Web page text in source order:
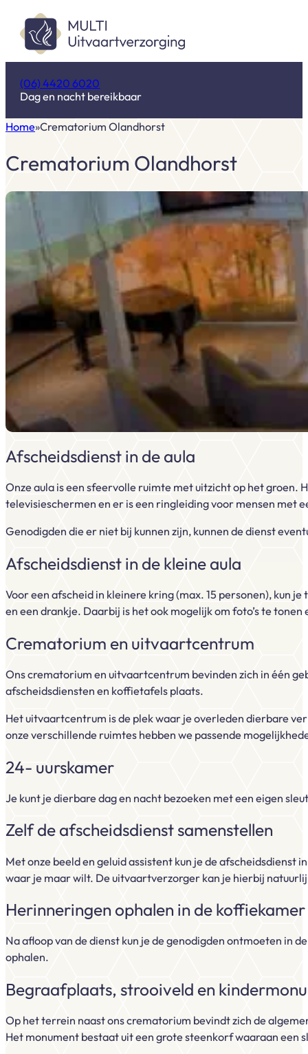
(06) 4420 6020
Dag en nacht bereikbaar
Home Crematorium Olandhorst
Crematorium Olandhorst
Afscheidsdienst in de aula
Onze aula is een sfeervolle ruimte met uitzicht op het groen.
televisieschermen en er is een ringleiding voor mensen met
Genodigden die er niet bij kunnen zijn, kunnen de dienst
Afscheidsdienst in de kleine aula
Voor een afscheid in kleinere kring (max. 15 personen), kun
en een drankje. Daarbij is het ook mogelijk om foto’s te tonen
Crematorium en uitvaartcentrum
Ons crematorium en uitvaartcentrum bevinden zich in één
afscheidsdiensten en koffietafels plaats.
Het uitvaartcentrum is de plek waar je overleden dierbare
onze verschillende ruimtes hebben we passende
24- uurskamer
Je kunt je dierbare dag en nacht bezoeken met een eigen
Zelf de afscheidsdienst samenstellen
Met onze beeld en geluid assistent kun je de afscheidsdienst
waar je maar wilt. De uitvaartverzorger kan je hierbij
Herinneringen ophalen in de koffiekamer
Na afloop van de dienst kun je de genodigden ontmoeten in
ophalen.
Begraafplaats, strooiveld en
Op het terrein naast ons crematorium bevindt zich de
Het monument bestaat uit een grote steenkorf waaraan een